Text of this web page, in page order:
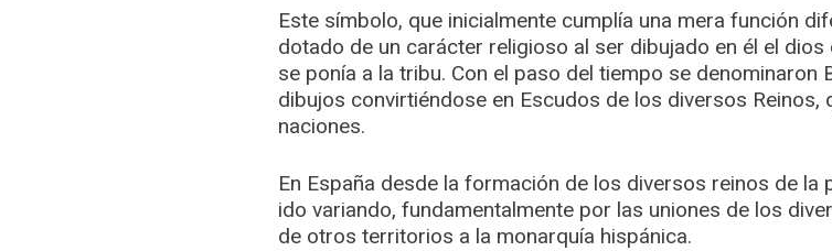
Este símbolo, que inicialmente cumplía una mera función
dotado de un carácter religioso al ser dibujado en él el
se ponía a la tribu. Con el paso del tiempo se denominaron
dibujos convirtiéndose en Escudos de los diversos
naciones.
En España desde la formación de los diversos reinos de la
ido variando, fundamentalmente por las uniones de los
de otros territorios a la monarquía hispánica.